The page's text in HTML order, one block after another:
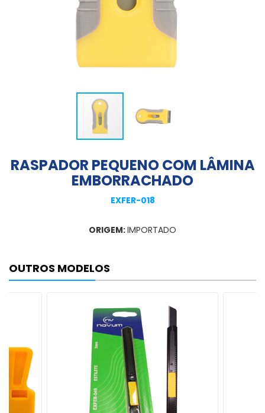
RASPADOR PEQUENO COM LÂMINA
EMBORRACHADO
EXFER-018
ORIGEM:IMPORTADO
OUTROS MODELOS